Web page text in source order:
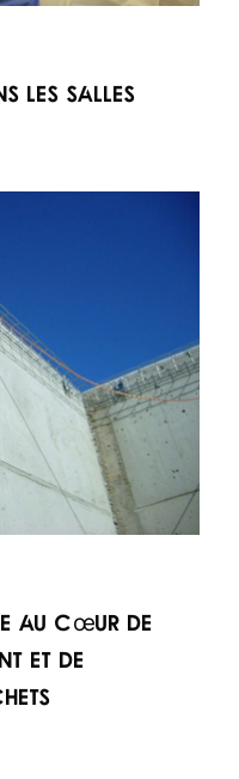
les salles
au cœur de
et de